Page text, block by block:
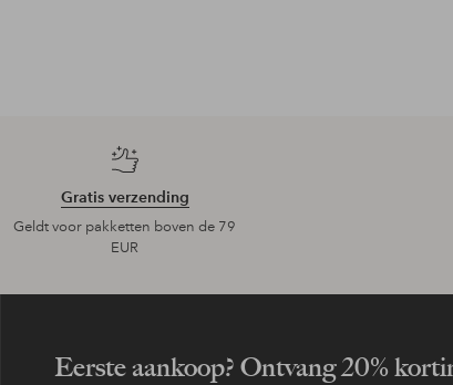
Gratis verzending
Geldt voor pakketten boven de 79
EUR
Eerste aankoop? Ontvang 20%